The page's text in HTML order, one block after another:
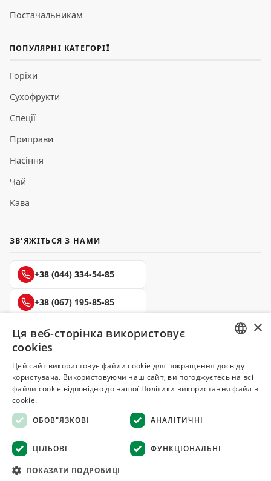
Постачальникам
ПОПУЛЯРНІ КАТЕГОРІЇ
Горіхи
Сухофрукти
Спеції
Приправи
Насіння
Чай
Кава
ЗВ'ЯЖІТЬСЯ З НАМИ
+38 (044) 334-54-85
+38 (067) 195-85-85
+38 (050) 145-85-45
СПЕЦІЇ ТА ПРЯНОЩІ
© 2008–2026 Магазин спецій та прянощів Делюкс, Київ
Всі матеріали на сайті захищені авторським правом
UKRAINIAN
×
Ця веб-сторінка використовує
cookies
Цей сайт використовує файли cookie для покращення досвіду
користувача. Використовуючи наш сайт, ви погоджуєтесь на всі
файли cookie відповідно до нашої Політики використання файлів
cookie.
ОБОВ"ЯЗКОВІ
АНАЛІТИЧНІ
ЦІЛЬОВІ ФУНКЦІОНАЛЬНІ
ПОКАЗАТИ ПОДРОБИЦІ